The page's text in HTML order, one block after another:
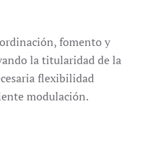
fomento y
la titularidad de la
flexibilidad
modulación.